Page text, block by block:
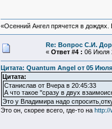
«Осенний Ангел прячется в дождях.
Re: Вопрос С.И.
« Ответ #4 : 06 Июля
Цитата: Quantum Angel от 05
Цитата:
Станислав от Вчера в 20:45:33
А что такое "сразу в двух
Это у Владимира надо
Это он, скорее всего, где-то на http://